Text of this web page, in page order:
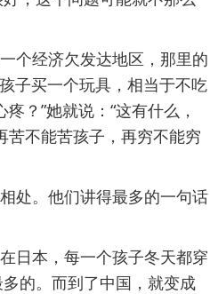
个经济欠发达地区，那里的
子买一个玩具，相当于不吃
？”她就说：“这有什么，
苦不能苦孩子，再穷不能穷
处。他们讲得最多的一句话
日本，每一个孩子冬天都穿
的。而到了中国，就变成